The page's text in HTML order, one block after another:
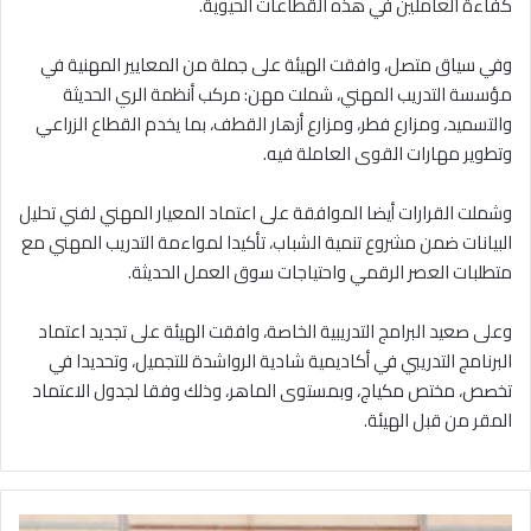
​وفي سياق متصل، وافقت الهيئة على جملة من المعايير المهنية في
مؤسسة التدريب المهني، شملت مهن: مركب أنظمة الري الحديثة
والتسميد، ومزارع فطر، ومزارع أزهار القطف، بما يخدم القطاع الزراعي
وتطوير مهارات القوى العاملة فيه.
​وشملت القرارات أيضا الموافقة على اعتماد المعيار المهني لفني تحليل
البيانات ضمن مشروع تنمية الشباب، تأكيدا لمواءمة التدريب المهني مع
متطلبات العصر الرقمي واحتياجات سوق العمل الحديثة.
​وعلى صعيد البرامج التدريبية الخاصة، وافقت الهيئة على تجديد اعتماد
البرنامج التدريبي في أكاديمية شادية الرواشدة للتجميل، وتحديدا في
تخصص، مختص مكياج، وبمستوى الماهر، وذلك وفقا لجدول الاعتماد
المقر من قبل الهيئة.